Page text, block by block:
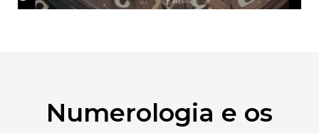
Numerologia e os